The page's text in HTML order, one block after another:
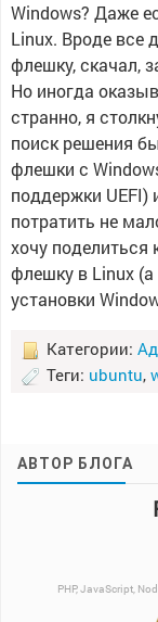
Windows? Даже
Linux. Вроде все
флешку, скачал,
Но иногда
странно, я
поиск решения
флешки с
поддержки UEFI)
потратить не
хочу поделиться
флешку в Linux
установки
Категории:
Теги: ubuntu,
АВТОР БЛОГА
PHP, JavaScript,